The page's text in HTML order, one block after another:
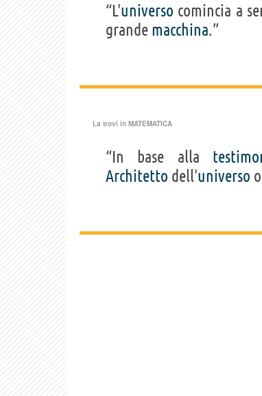
“L'universo comincia a
grande macchina.”
La trovi in MATEMATICA
“In base alla
Architetto dell'universo